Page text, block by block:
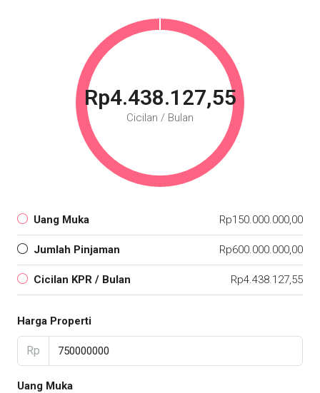
Rp4.438.127,55
Cicilan / Bulan
Uang Muka Rp150.000.000,00
Jumlah Pinjaman Rp600.000.000,00
Cicilan KPR / Bulan Rp4.438.127,55
Harga Properti
Rp
Uang Muka